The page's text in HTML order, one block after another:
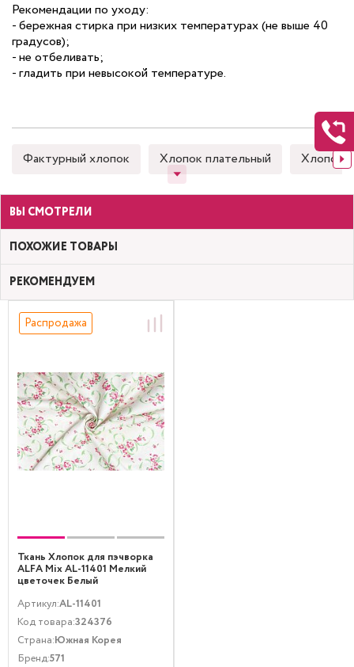
Рекомендации по уходу:
- бережная стирка при низких температурах (не выше 40
градусов);
- не отбеливать;
- гладить при невысокой температуре.
Фактурный хлопок Хлопок плательный Хлопок
ВЫ СМОТРЕЛИ
ПОХОЖИЕ ТОВАРЫ
РЕКОМЕНДУЕМ
Распродажа
Ткань Хлопок для пэчворка
ALFA Mix AL-11401 Мелкий
цветочек Белый
Артикул:AL-11401
Код товара:324376
Страна:Южная Корея
Бренд:571